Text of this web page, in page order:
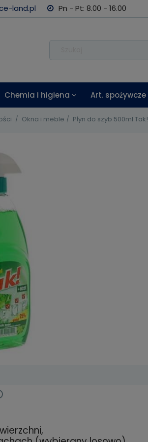
land.pl Pn - Pt: 8.00 - 16.00
Chemia i higiena Art. spożywcze
Okna i meble Płyn do szyb 500ml Tak!
kosztów płatności